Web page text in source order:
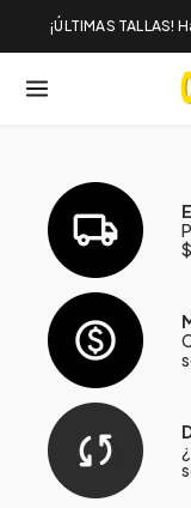
¡ÚLTIMAS TALLAS!